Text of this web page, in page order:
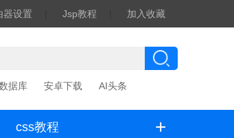
器设置 Jsp教程 加入收藏
据库 安卓下载 AI头条
css教程 +